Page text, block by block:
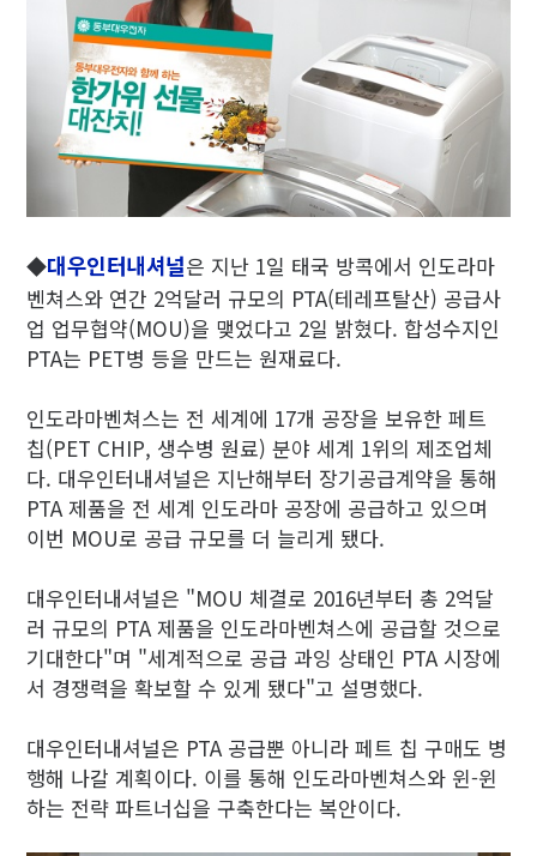
◆대우인터내셔널은 지난 1일 태국 방콕에서 인도라마
벤쳐스와 연간 2억달러 규모의 PTA(테레프탈산) 공급사
업 업무협약(MOU)을 맺었다고 2일 밝혔다. 합성수지인
PTA는 PET병 등을 만드는 원재료다.
인도라마벤쳐스는 전 세계에 17개 공장을 보유한 페트
칩(PET CHIP, 생수병 원료) 분야 세계 1위의 제조업체
다. 대우인터내셔널은 지난해부터 장기공급계약을 통해
PTA 제품을 전 세계 인도라마 공장에 공급하고 있으며
이번 MOU로 공급 규모를 더 늘리게 됐다.
대우인터내셔널은 "MOU 체결로 2016년부터 총 2억달
러 규모의 PTA 제품을 인도라마벤쳐스에 공급할 것으로
기대한다"며 "세계적으로 공급 과잉 상태인 PTA 시장에
서 경쟁력을 확보할 수 있게 됐다"고 설명했다.
대우인터내셔널은 PTA 공급뿐 아니라 페트 칩 구매도 병
행해 나갈 계획이다. 이를 통해 인도라마벤쳐스와 윈-윈
하는 전략 파트너십을 구축한다는 복안이다.